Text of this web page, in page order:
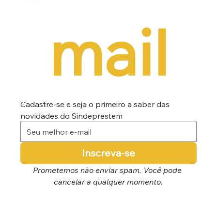
mail
Cadastre-se e seja o primeiro a saber das
novidades do Sindeprestem
Inscreva-se
Prometemos não enviar spam. Você pode
cancelar a qualquer momento.